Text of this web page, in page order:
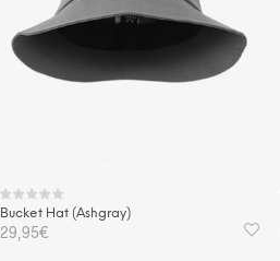
Bucket Hat (Ashgray)
29,95€